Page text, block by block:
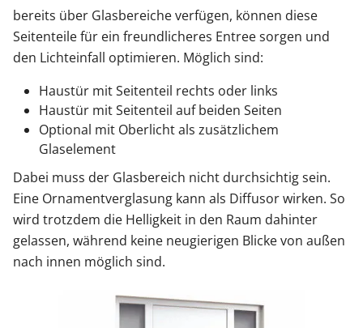
bereits über Glasbereiche verfügen, können diese
Seitenteile für ein freundlicheres Entree sorgen und
den Lichteinfall optimieren. Möglich sind:
Haustür mit Seitenteil rechts oder links
Haustür mit Seitenteil auf beiden Seiten
Optional mit Oberlicht als zusätzlichem
Glaselement
Dabei muss der Glasbereich nicht durchsichtig sein.
Eine Ornamentverglasung kann als Diffusor wirken. So
wird trotzdem die Helligkeit in den Raum dahinter
gelassen, während keine neugierigen Blicke von außen
nach innen möglich sind.